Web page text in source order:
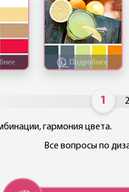
1 2
гармония цвета.
Все вопросы по